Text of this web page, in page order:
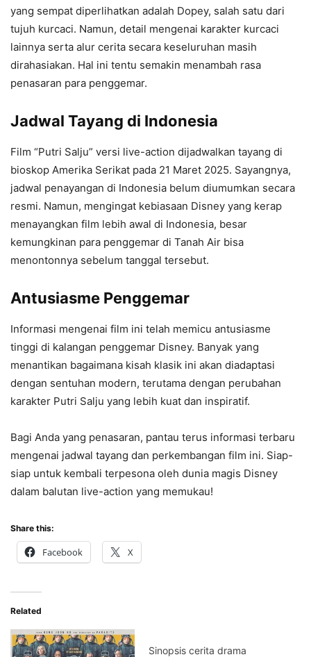
yang sempat diperlihatkan adalah Dopey, salah satu dari
tujuh kurcaci. Namun, detail mengenai karakter kurcaci
lainnya serta alur cerita secara keseluruhan masih
dirahasiakan. Hal ini tentu semakin menambah rasa
penasaran para penggemar.
Jadwal Tayang di Indonesia
Film “Putri Salju” versi live-action dijadwalkan tayang di
bioskop Amerika Serikat pada 21 Maret 2025. Sayangnya,
jadwal penayangan di Indonesia belum diumumkan secara
resmi. Namun, mengingat kebiasaan Disney yang kerap
menayangkan film lebih awal di Indonesia, besar
kemungkinan para penggemar di Tanah Air bisa
menontonnya sebelum tanggal tersebut.
Antusiasme Penggemar
Informasi mengenai film ini telah memicu antusiasme
tinggi di kalangan penggemar Disney. Banyak yang
menantikan bagaimana kisah klasik ini akan diadaptasi
dengan sentuhan modern, terutama dengan perubahan
karakter Putri Salju yang lebih kuat dan inspiratif.
Bagi Anda yang penasaran, pantau terus informasi terbaru
mengenai jadwal tayang dan perkembangan film ini. Siap-
siap untuk kembali terpesona oleh dunia magis Disney
dalam balutan live-action yang memukau!
Share this:
Facebook X
Related
Sinopsis cerita drama